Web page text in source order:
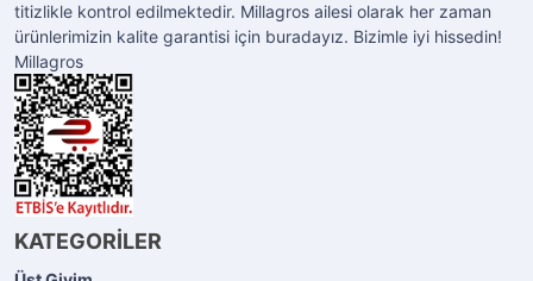
titizlikle kontrol edilmektedir. Millagros ailesi olarak her zaman
ürünlerimizin kalite garantisi için buradayız. Bizimle iyi hissedin!
Millagros
KATEGORİLER